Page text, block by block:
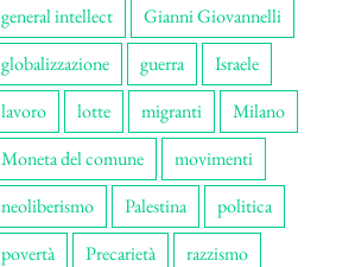
general intellect
Gianni Giovannelli
globalizzazione
guerra
Israele
lavoro
lotte migranti
Milano
Moneta del comune
movimenti
neoliberismo
Palestina
politica
povertà
Precarietà
razzismo